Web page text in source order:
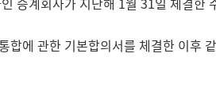
에 관한 기본합의서를 체결한 이후